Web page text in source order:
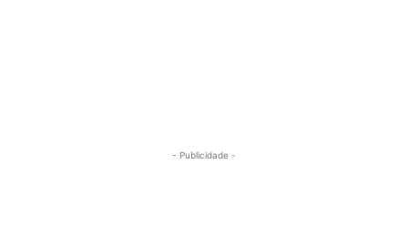
- Publicidade -